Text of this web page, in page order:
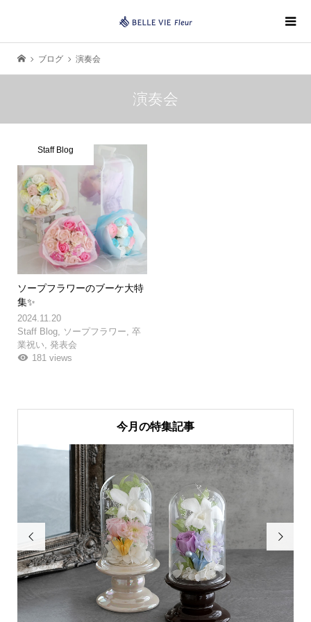
ブログ 演奏会
演奏会
Staff Blog
ソープフラワーのブーケ大特
集✨
2024.11.20
Staff Blog, ソープフラワー 卒
業祝い 発表会
181 views
今月の特集記事
 